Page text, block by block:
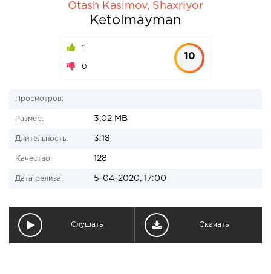
Otash Kasimov, Shaxriyor
Ketolmayman
1
0
10
Просмотров:
Размер: 3,02 MB
Длительность: 3:18
Качество: 128
Дата релиза: 5-04-2020, 17:00
Слушать Скачать